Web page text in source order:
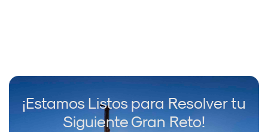
¡Estamos Listos para Resolver tu
Siguiente Gran Reto!